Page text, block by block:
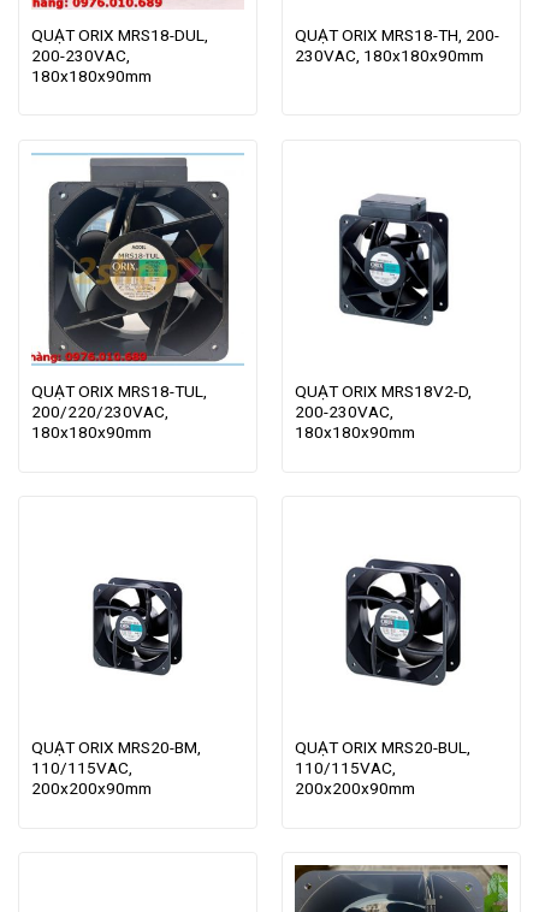
QUẠT ORIX MRS18-DUL,
200-230VAC,
180x180x90mm
QUẠT ORIX MRS18-TH, 200-
230VAC, 180x180x90mm
QUẠT ORIX MRS18-TUL,
200/220/230VAC,
180x180x90mm
QUẠT ORIX MRS18V2-D,
200-230VAC,
180x180x90mm
QUẠT ORIX MRS20-BM,
110/115VAC,
200x200x90mm
QUẠT ORIX MRS20-BUL,
110/115VAC,
200x200x90mm